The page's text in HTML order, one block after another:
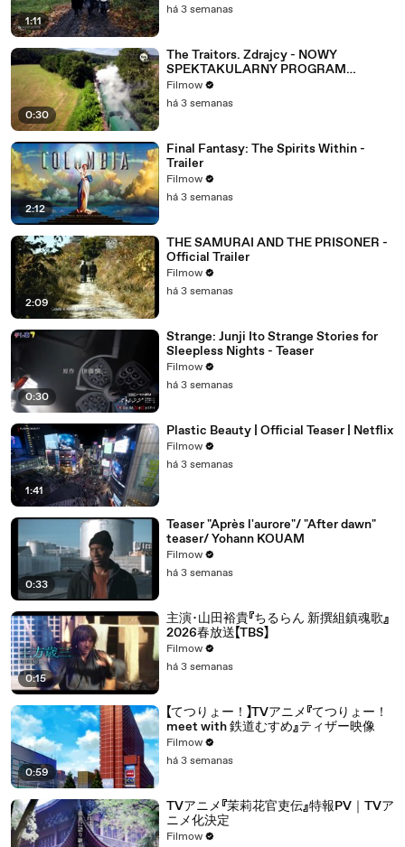
1:11
há 3 semanas
0:30
The Traitors. Zdrajcy - NOWY
SPEKTAKULARNY PROGRAM
WKRÓTCE W TVN! 🔥
Filmow
há 3 semanas
2:12
Final Fantasy: The Spirits Within -
Trailer
Filmow
há 3 semanas
2:09
THE SAMURAI AND THE PRISONER -
Official Trailer
Filmow
há 3 semanas
0:30
Strange: Junji Ito Strange Stories for
Sleepless Nights - Teaser
Filmow
há 3 semanas
1:41
Plastic Beauty | Official Teaser | Netflix
Filmow
há 3 semanas
0:33
Teaser "Après l'aurore"/ "After dawn"
teaser/ Yohann KOUAM
Filmow
há 3 semanas
0:15
主演･山田裕貴『ちるらん 新撰組鎮魂歌』
2026春放送【TBS】
Filmow
há 3 semanas
0:59
【てつりょー！】TVアニメ『てつりょー！
meet with 鉄道むすめ』ティザー映像
Filmow
há 3 semanas
TVアニメ『茉莉花官吏伝』特報PV｜TVア
ニメ化決定
Filmow